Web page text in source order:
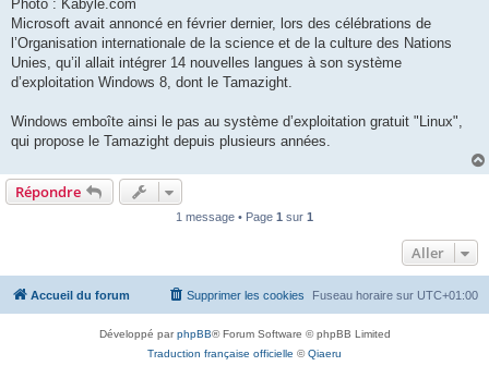
Photo : Kabyle.com
Microsoft avait annoncé en février dernier, lors des célébrations de
l’Organisation internationale de la science et de la culture des Nations
Unies, qu’il allait intégrer 14 nouvelles langues à son système
d’exploitation Windows 8, dont le Tamazight.
Windows emboîte ainsi le pas au système d’exploitation gratuit "Linux",
qui propose le Tamazight depuis plusieurs années.
Répondre
1 message • Page 1 sur 1
Aller
Accueil du forum Fuseau horaire sur UTC+01:00
Supprimer les cookies
Développé parphpBB® Forum Software © phpBB Limited
Traduction française officielle ©Qiaeru